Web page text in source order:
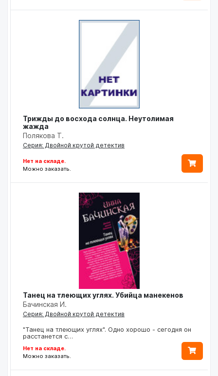
Трижды до восхода солнца. Неутолимая
жажда
Полякова Т.
Серия: Двойной крутой детектив
Нет на складе.
Можно заказать.
Танец на тлеющих углях. Убийца манекенов
Бачинская И.
Серия: Двойной крутой детектив
"Танец на тлеющих углях". Одно хорошо - сегодня он
расстанется с…
Нет на складе.
Можно заказать.